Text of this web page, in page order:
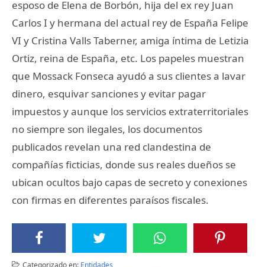
esposo de Elena de Borbón, hija del ex rey Juan
Carlos I y hermana del actual rey de España Felipe
VI y Cristina Valls Taberner, amiga íntima de Letizia
Ortiz, reina de España, etc. Los papeles muestran
que Mossack Fonseca ayudó a sus clientes a lavar
dinero, esquivar sanciones y evitar pagar
impuestos y aunque los servicios extraterritoriales
no siempre son ilegales, los documentos
publicados revelan una red clandestina de
compañías ficticias, donde sus reales dueños se
ubican ocultos bajo capas de secreto y conexiones
con firmas en diferentes paraísos fiscales.
Categorizado en: Entidades